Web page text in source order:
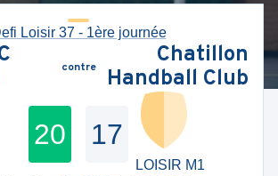
Loisir 37 - 1ère journée
contre
Chatillon
Handball Club
20 17
LOISIR M1